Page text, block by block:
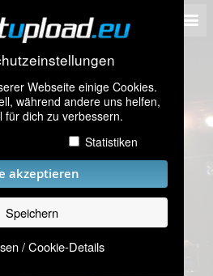
Webseite einige Cookies.
während andere uns helfen,
für dich zu verbessern.
Statistiken
akzeptieren
Speichern
/ Cookie-Details